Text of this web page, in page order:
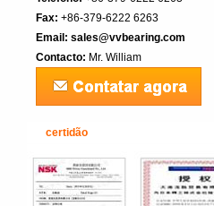
Fax: +86-379-6222 6263
Email: sales@vvbearing.com
Contacto: Mr. William
certidão